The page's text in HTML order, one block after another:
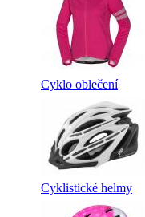
Cyklo oblečení
Cyklistické helmy